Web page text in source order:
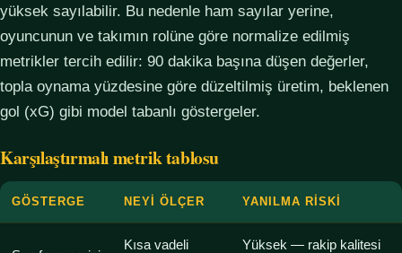
yüksek sayılabilir. Bu nedenle ham sayılar yerine,
oyuncunun ve takımın rolüne göre normalize edilmiş
metrikler tercih edilir: 90 dakika başına düşen değerler,
topla oynama yüzdesine göre düzeltilmiş üretim, beklenen
gol (xG) gibi model tabanlı göstergeler.
Karşılaştırmalı metrik tablosu
GÖSTERGE NEYI ÖLÇER YANILMA RISKI
Kısa vadeli
Yüksek — rakip kalitesi